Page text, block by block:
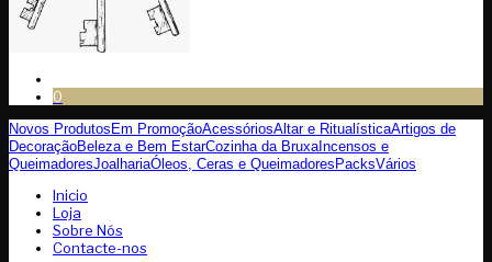
0
Novos ProdutosEm PromoçãoAcessóriosAltar e RitualísticaArtigos de
DecoraçãoBeleza e Bem EstarCozinha da BruxaIncensos e
QueimadoresJoalhariaÓleos, Ceras e QueimadoresPacksVários
Inicio
Loja
Sobre Nós
Contacte-nos